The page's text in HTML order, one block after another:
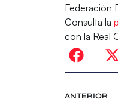
Federación
Consulta la
con la Real
ANTERIOR